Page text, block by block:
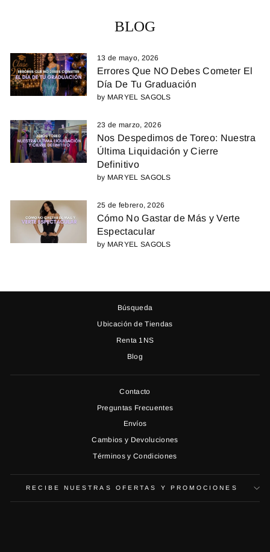
BLOG
13 de mayo, 2026
Errores Que NO Debes Cometer El
Día De Tu Graduación
by MARYEL SAGOLS
23 de marzo, 2026
Nos Despedimos de Toreo: Nuestra
Última Liquidación y Cierre
Definitivo
by MARYEL SAGOLS
25 de febrero, 2026
Cómo No Gastar de Más y Verte
Espectacular
by MARYEL SAGOLS
Búsqueda
Ubicación de Tiendas
Renta 1NS
Blog
Contacto
Preguntas Frecuentes
Envíos
Cambios y Devoluciones
Términos y Condiciones
RECIBE NUESTRAS OFERTAS Y PROMOCIONES